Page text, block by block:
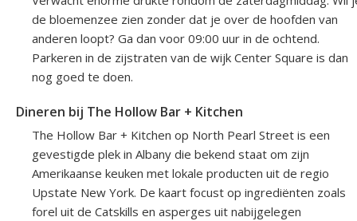
de bloemenzee zien zonder dat je over de hoofden van
anderen loopt? Ga dan voor 09:00 uur in de ochtend.
Parkeren in de zijstraten van de wijk Center Square is dan
nog goed te doen.
Dineren bij The Hollow Bar + Kitchen
The Hollow Bar + Kitchen op North Pearl Street is een
gevestigde plek in Albany die bekend staat om zijn
Amerikaanse keuken met lokale producten uit de regio
Upstate New York. De kaart focust op ingrediënten zoals
forel uit de Catskills en asperges uit nabijgelegen